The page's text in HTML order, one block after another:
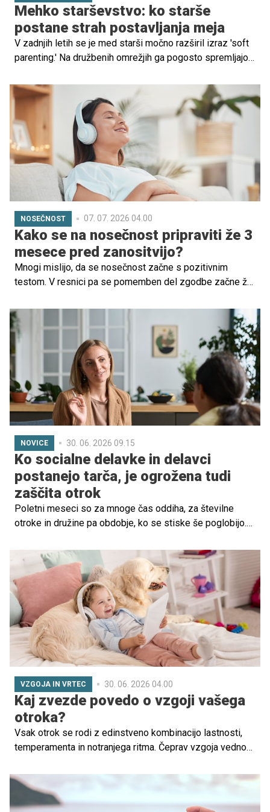
Mehko starševstvo: ko starše
postane strah postavljanja meja
V zadnjih letih se je med starši močno razširil izraz 'soft
parenting.' Na družbenih omrežjih ga pogosto spremljajo
njegovih potreb ter vzgoji brez kričanja, kaznovanja in
poniževanja. Mnogi starši v takšnem pristopu prepoznajo
nekaj, kar je morda manjkalo v njihovem lastnem otroštvu
– več topline, več posluha za otrokovo doživljanje in manj
vzgoje, ki temelji na strahu ...
NOSEČNOST 07. 07. 2026 04.00
Kako se na nosečnost pripraviti že 3
mesece pred zanositvijo?
Mnogi mislijo, da se nosečnost začne s pozitivnim
testom. V resnici pa se pomemben del zgodbe začne že
lahko vpliva tako na plodnost kot tudi na razvoj otroka v
najzgodnejših tednih nosečnosti, ko marsikatera ženska
sploh še ne ve, da je noseča.
NOVICE 30. 06. 2026 09.15
Ko socialne delavke in delavci
postanejo tarča, je ogrožena tudi
zaščita otrok
Poletni meseci so za mnoge čas oddiha, za številne
otroke in družine pa obdobje, ko se stiske še poglobijo.
delo vsakodnevno sprejemajo zahtevne strokovne
odločitve v primerih nasilja v družini, zanemarjanja otrok,
hudih družinskih konfliktov, zasvojenosti, duševnih stisk
in drugih okoliščin, ki lahko resno ogrozijo otrokov razvoj.
VZGOJA IN VRTEC 30. 06. 2026 04.00
Kaj zvezde povedo o vzgoji vašega
otroka?
Vsak otrok se rodi z edinstveno kombinacijo lastnosti,
temperamenta in notranjega ritma. Čeprav vzgoja vedno
ponuja simbolni okvir, ki staršem lahko pomaga bolje
razumeti otrokove odzive, potrebe in čustvene vzorce.
Spodaj so razširjeni opisi posameznih znamenj in